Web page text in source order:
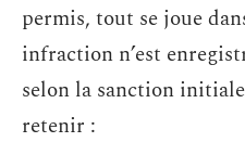
permis, tout se joue
infraction n’est
selon la sanction
retenir :